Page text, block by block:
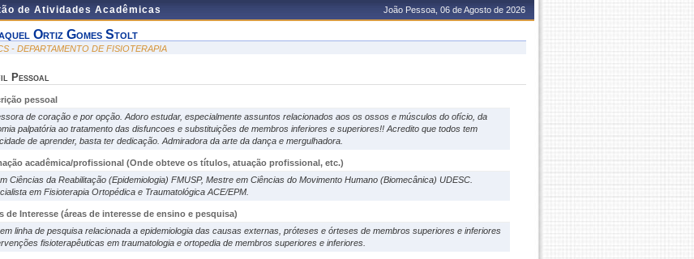
de Atividades Acadêmicas João Pessoa, 06 de Agosto de 2026
Ortiz Gomes Stolt
- DEPARTAMENTO DE FISIOTERAPIA
Pessoal
pessoal
de coração e por opção. Adoro estudar, especialmente assuntos relacionados aos os ossos e músculos do ofício, da
palpatória ao tratamento das disfuncoes e substituições de membros inferiores e superiores!! Acredito que todos tem
de aprender, basta ter dedicação. Admiradora da arte da dança e mergulhadora.
acadêmica/profissional (Onde obteve os títulos, atuação profissional, etc.)
Ciências da Reabilitação (Epidemiologia) FMUSP, Mestre em Ciências do Movimento Humano (Biomecânica) UDESC.
em Fisioterapia Ortopédica e Traumatológica ACE/EPM.
de Interesse (áreas de interesse de ensino e pesquisa)
linha de pesquisa relacionada a epidemiologia das causas externas, próteses e órteses de membros superiores e inferiores
fisioterapêuticas em traumatologia e ortopedia de membros superiores e inferiores.